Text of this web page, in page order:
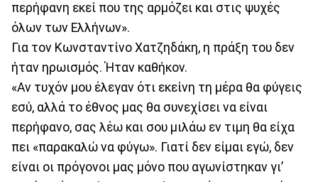
περήφανη εκεί που της αρμόζει και στις ψυχές
όλων των Ελλήνων».
Για τον Κωνσταντίνο Χατζηδάκη, η πράξη του δεν
ήταν ηρωισμός. Ήταν καθήκον.
«Αν τυχόν μου έλεγαν ότι εκείνη τη μέρα θα φύγεις
εσύ, αλλά το έθνος μας θα συνεχίσει να είναι
περήφανο, σας λέω και σου μιλάω εν τιμη θα είχα
πει «παρακαλώ να φύγω». Γιατί δεν είμαι εγώ, δεν
είναι οι πρόγονοι μας μόνο που αγωνίστηκαν γι’